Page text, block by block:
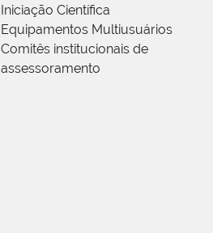
Iniciação Científica
Equipamentos Multiusuários
Comitês institucionais de
assessoramento